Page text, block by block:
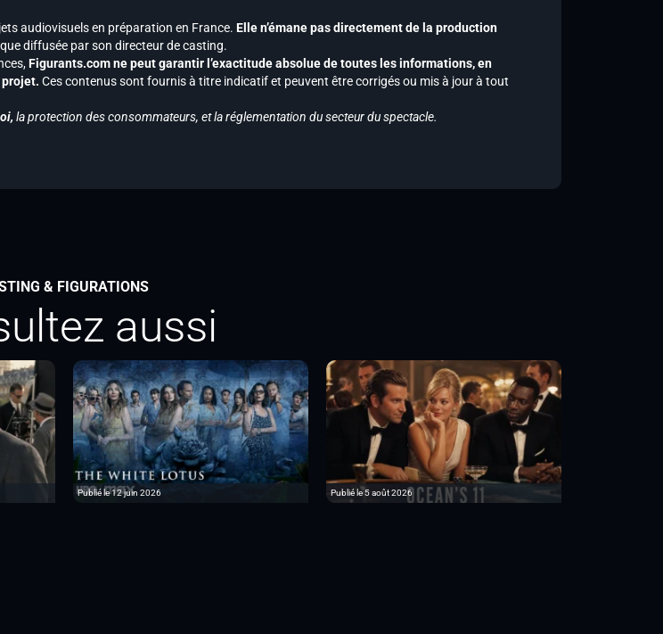
audiovisuels en préparation en France. Elle n’émane pas directement de la production
diffusée par son directeur de casting.
Figurants.com ne peut garantir l’exactitude absolue de toutes les informations, en
Ces contenus sont fournis à titre indicatif et peuvent être corrigés ou mis à jour à tout
la protection des consommateurs, et la réglementation du secteur du spectacle.
& FIGURATIONS
aussi
Publié le 12 juin 2026 Publié le 5 août 2026